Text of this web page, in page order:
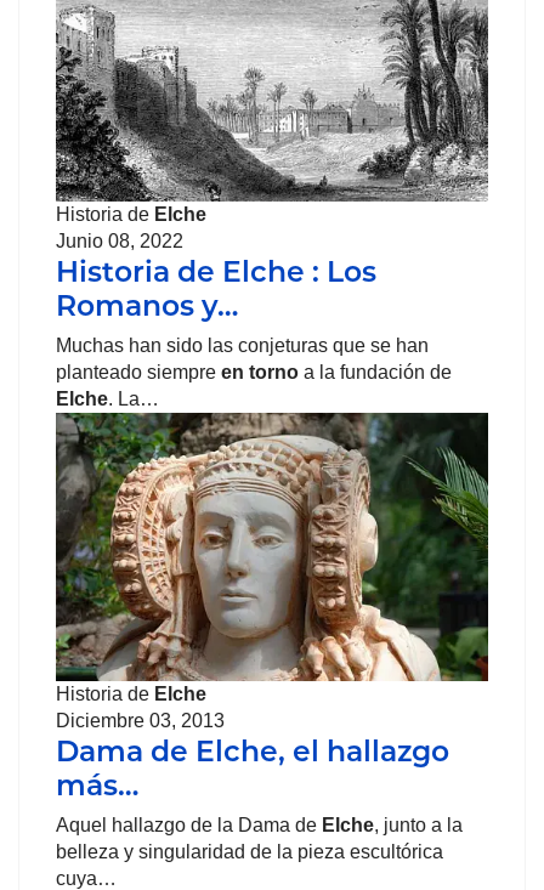
Historia de Elche
Junio 08, 2022
Historia de Elche : Los
Romanos y…
Muchas han sido las conjeturas que se han
planteado siempre en torno a la fundación de
Elche. La…
Historia de Elche
Diciembre 03, 2013
Dama de Elche, el hallazgo
más…
Aquel hallazgo de la Dama de Elche, junto a la
belleza y singularidad de la pieza escultórica
cuya…